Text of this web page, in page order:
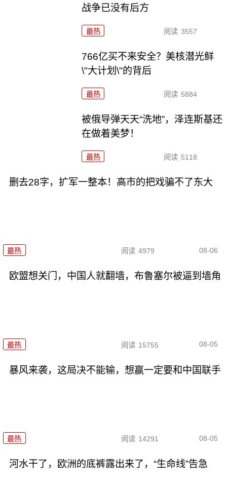
战争已没有后方
最热 阅读 3557
766亿买不来安全？美核潜光鲜
\"大计划\"的背后
最热 阅读 5884
被俄导弹天天“洗地”，泽连斯基还
在做着美梦！
最热 阅读 5118
删去28字，扩军一整本！高市的把戏骗不了东大
最热 阅读 4979 08-06
欧盟想关门，中国人就翻墙，布鲁塞尔被逼到墙角
最热 阅读 15755 08-05
暴风来袭，这局决不能输，想赢一定要和中国联手
最热 阅读 14291 08-05
河水干了，欧洲的底裤露出来了，“生命线”告急